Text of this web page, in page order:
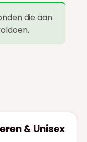
die aan
& Unisex